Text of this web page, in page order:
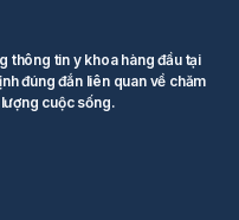
thông tin y khoa hàng đầu tại
đúng đắn liên quan về chăm
cuộc sống.